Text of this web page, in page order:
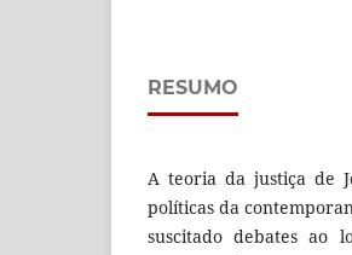
RESUMO
A teoria da justiça de
políticas da
suscitado debates ao